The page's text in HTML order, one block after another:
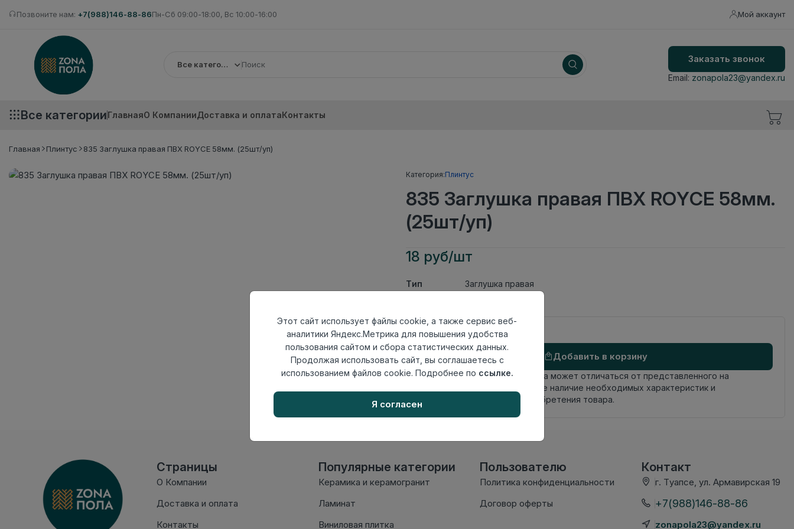
Позвоните нам: +7(988)146-88-86Пн-Сб 09:00-18:00, Вс 10:00-16:00 Мой аккаунт
Все категории
Заказать звонок
Email: zonapola23@yandex.ru
Все категорииГлавнаяО КомпанииДоставка и оплатаКонтакты
Главная Плинтус 835 Заглушка правая ПВХ ROYCE 58мм. (25шт/уп)
Категория:Плинтус
835 Заглушка правая ПВХ ROYCE 58мм.
(25шт/уп)
18 руб/шт
Тип
Заглушка правая
Осталось173 шт
Добавить в корзину
Внимание! Внешний вид товара может отличаться от представленного на
настоящем сайте. Проверяйте наличие необходимых характеристик и
комплектации в момент приобретения товара.
Страницы
О Компании
Доставка и оплата
Контакты
Популярные категории
Керамика и керамогранит
Ламинат
Виниловая плитка
Пользователю
Политика конфиденциальности
Договор оферты
Контакт
г. Туапсе, ул. Армавирская 19
+7(988)146-88-86
zonapola23@yandex.ru
Этот сайт использует файлы cookie, а также сервис веб-
аналитики Яндекс.Метрика для повышения удобства
пользования сайтом и сбора статистических данных.
Продолжая использовать сайт, вы соглашаетесь с
использованием файлов cookie. Подробнее по ссылке.
Я согласен